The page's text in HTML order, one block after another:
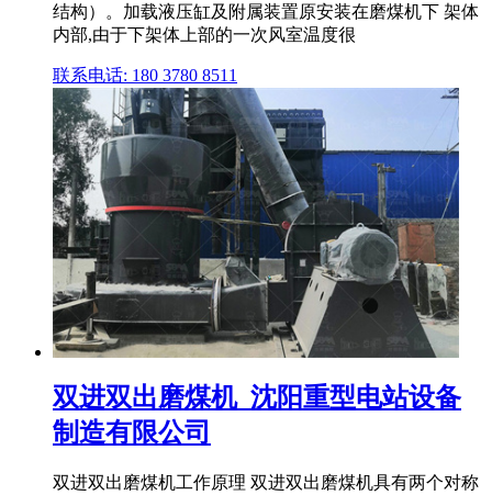
结构）。加载液压缸及附属装置原安装在磨煤机下 架体
内部,由于下架体上部的一次风室温度很
联系电话: 180 3780 8511
双进双出磨煤机_沈阳重型电站设备
制造有限公司
双进双出磨煤机工作原理 双进双出磨煤机具有两个对称